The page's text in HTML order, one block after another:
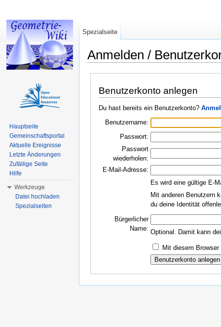
Anmelden /
Benutzerkonto anlegen
Du hast bereits ein Benutzerkonto?
Benutzername:
Passwort:
Passwort
wiederholen:
E-Mail-Adresse:
Es wird eine gültige E-
Mit anderen Benutzern
du deine Identität
Bürgerlicher
Name: Optional. Damit kann
Mit diesem
Spezialseite
Hauptseite
Gemeinschaftsportal
Aktuelle Ereignisse
Letzte Änderungen
Zufällige Seite
Hilfe
Werkzeuge
Datei hochladen
Spezialseiten